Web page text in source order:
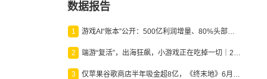
数据报告
1 游戏AI“账本”公开：500亿利润增量、80%头部入局，谁在闷声发财？
2 端游“复活”，出海狂飙，小游戏正在吃掉一切｜2026上半年产业报告
3 仅苹果谷歌商店半年吸金超8亿，《终末地》6月份收入显著回暖